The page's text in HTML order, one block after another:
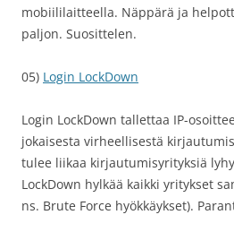
mobiililaitteella. Näppärä ja
paljon. Suosittelen.
05) Login LockDown
Login LockDown tallettaa IP-
jokaisesta virheellisestä
tulee liikaa kirjautumisyrityksiä
LockDown hylkää kaikki yritykset
ns. Brute Force hyökkäykset).